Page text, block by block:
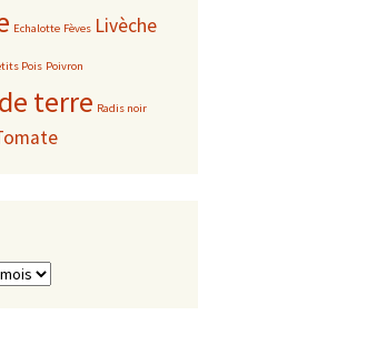
Novembre
Décembre
Septembre
Août
Juillet
Octobre
Avril
Année 2014
Echalotte Fèves Livèche
Pois Poivron
terre Radis noir